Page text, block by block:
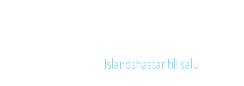
Islandshästar till salu